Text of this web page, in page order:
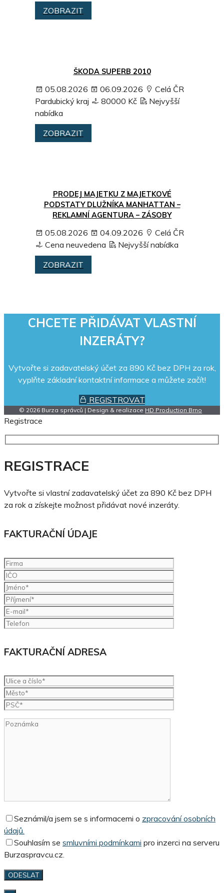
ZOBRAZIT
ŠKODA SUPERB 2010
05.08.2026 06.09.2026
Celá ČR
Pardubický kraj
80000 Kč
Nejvyšší
nabídka
ZOBRAZIT
PRODEJ MAJETKU Z MAJETKOVÉ
PODSTATY DLUŽNÍKA MANHATTAN –
REKLAMNÍ AGENTURA – ZÁSOBY
05.08.2026 04.09.2026
Celá ČR
Cena neuvedena
Nejvyšší nabídka
ZOBRAZIT
CHCETE PŘIDÁVAT VLASTNÍ
INZERÁTY?
Vytvořte si zadavatelský účet za 890 Kč bez DPH za rok,
vyplňte základní kontaktní informace a můžete začít!
REGISTROVAT
© 2026 Burza správců | Design & realizace HD Production Brno
Registrace
REGISTRACE
Vytvořte si vlastní zadavatelský účet za 890 Kč bez DPH
za rok a získejte možnost přidávat nové inzeráty.
FAKTURAČNÍ ÚDAJE
FAKTURAČNÍ ADRESA
Seznámil/a jsem se s informacemi o zpracování osobních
údajů.
Souhlasím se smluvními podmínkami pro inzerci na serveru
Burzaspravcu.cz.